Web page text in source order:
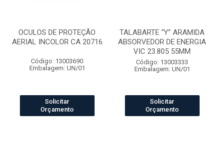
OCULOS DE PROTEÇÃO
AERIAL INCOLOR CA 20716
Código: 13003690
Embalagem: UN/01
Solicitar
Orçamento
TALABARTE “Y” ARAMIDA
ABSORVEDOR DE ENERGIA
VIC 23.805 55MM
Código: 13003333
Embalagem: UN/01
Solicitar
Orçamento